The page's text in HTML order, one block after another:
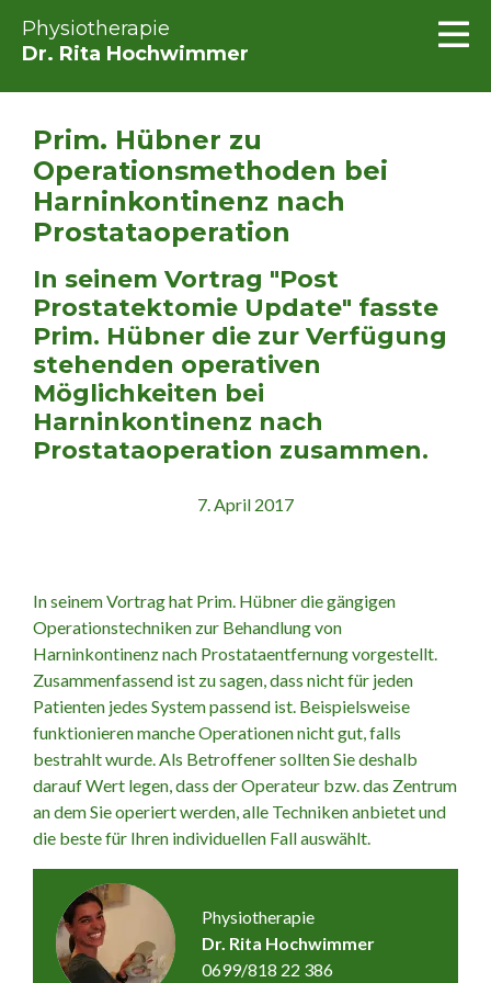
Physiotherapie
Dr. Rita Hochwimmer
Prim. Hübner zu
Operationsmethoden bei
Harninkontinenz nach
Prostataoperation
In seinem Vortrag "Post
Prostatektomie Update" fasste
Prim. Hübner die zur Verfügung
stehenden operativen
Möglichkeiten bei
Harninkontinenz nach
Prostataoperation zusammen.
7. April 2017
In seinem Vortrag hat Prim. Hübner die gängigen
Operationstechniken zur Behandlung von
Harninkontinenz nach Prostataentfernung vorgestellt.
Zusammenfassend ist zu sagen, dass nicht für jeden
Patienten jedes System passend ist. Beispielsweise
funktionieren manche Operationen nicht gut, falls
bestrahlt wurde. Als Betroffener sollten Sie deshalb
darauf Wert legen, dass der Operateur bzw. das Zentrum
an dem Sie operiert werden, alle Techniken anbietet und
die beste für Ihren individuellen Fall auswählt.
Physiotherapie
Dr. Rita Hochwimmer
0699/818 22 386